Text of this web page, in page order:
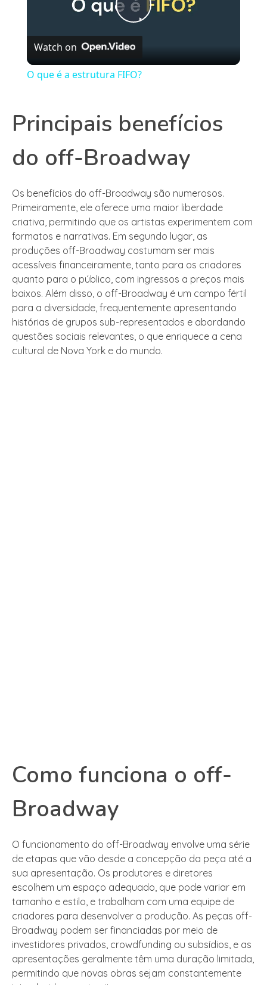
Play
Video
Watch on
O que é a estrutura FIFO?
Principais benefícios
do off-Broadway
Os benefícios do off-Broadway são numerosos.
Primeiramente, ele oferece uma maior liberdade
criativa, permitindo que os artistas experimentem com
formatos e narrativas. Em segundo lugar, as
produções off-Broadway costumam ser mais
acessíveis financeiramente, tanto para os criadores
quanto para o público, com ingressos a preços mais
baixos. Além disso, o off-Broadway é um campo fértil
para a diversidade, frequentemente apresentando
histórias de grupos sub-representados e abordando
questões sociais relevantes, o que enriquece a cena
cultural de Nova York e do mundo.
Como funciona o off-
Broadway
O funcionamento do off-Broadway envolve uma série
de etapas que vão desde a concepção da peça até a
sua apresentação. Os produtores e diretores
escolhem um espaço adequado, que pode variar em
tamanho e estilo, e trabalham com uma equipe de
criadores para desenvolver a produção. As peças off-
Broadway podem ser financiadas por meio de
investidores privados, crowdfunding ou subsídios, e as
apresentações geralmente têm uma duração limitada,
permitindo que novas obras sejam constantemente